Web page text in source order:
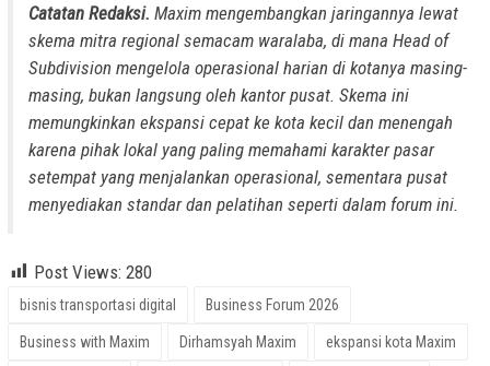
Catatan Redaksi. Maxim mengembangkan jaringannya lewat
skema mitra regional semacam waralaba, di mana Head of
Subdivision mengelola operasional harian di kotanya masing-
masing, bukan langsung oleh kantor pusat. Skema ini
memungkinkan ekspansi cepat ke kota kecil dan menengah
karena pihak lokal yang paling memahami karakter pasar
setempat yang menjalankan operasional, sementara pusat
menyediakan standar dan pelatihan seperti dalam forum ini.
Post Views: 280
bisnis transportasi digital Business Forum 2026
Business with Maxim Dirhamsyah Maxim ekspansi kota Maxim